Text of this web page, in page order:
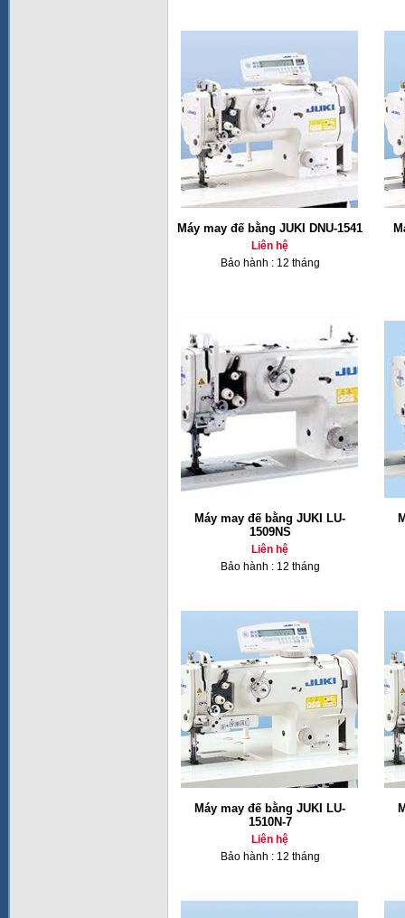
Máy may đế bằng JUKI DNU-1541
Liên hệ
Bảo hành : 12 tháng
Máy may đế bằng JUKI LU-
1509NS
Liên hệ
Bảo hành : 12 tháng
Máy may đế bằng JUKI LU-
1510N-7
Liên hệ
Bảo hành : 12 tháng